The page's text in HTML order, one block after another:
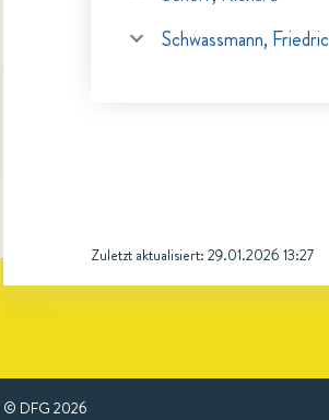
Schwassmann,
Zuletzt aktualisiert: 29.01.2026 13:27
© DFG 2026